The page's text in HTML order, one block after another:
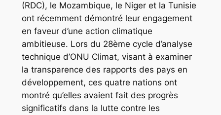
(RDC), le Mozambique, le Niger et la Tunisie
ont récemment démontré leur engagement
en faveur d’une action climatique
ambitieuse. Lors du 28ème cycle d’analyse
technique d’ONU Climat, visant à examiner
la transparence des rapports des pays en
développement, ces quatre nations ont
montré qu’elles avaient fait des progrès
significatifs dans la lutte contre les